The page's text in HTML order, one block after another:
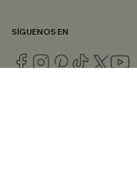
SÍGUENOS EN